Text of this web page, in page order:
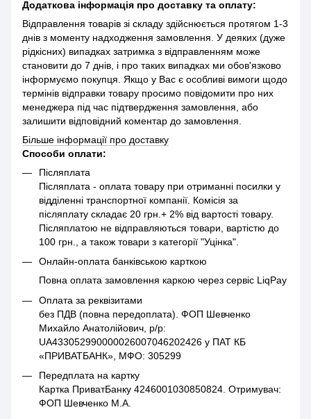
Додаткова інформація про доставку та оплату:
Відправлення товарів зі складу здійснюється протягом 1-3
днів з моменту надходження замовлення. У деяких (дуже
рідкісних) випадках затримка з відправленням може
становити до 7 днів, і про таких випадках ми обов'язково
інформуємо покупця. Якщо у Вас є особливі вимоги щодо
термінів відправки товару просимо повідомити про них
менеджера під час підтвердження замовлення, або
залишити відповідний коментар до замовлення.
Більше інформації про доставку
Способи оплати:
Післяплата
Післяплата - оплата товару при отриманні посилки у
відділенні транспортної компанії. Комісія за
післяплату складає 20 грн.+ 2% від вартості товару.
Післяплатою не відправляються товари, вартістю до
100 грн., а також товари з категорії "Уцінка".
Онлайн-оплата банківською карткою
Повна оплата замовлення каркою через сервіс LiqPay
Оплата за реквізитами
без ПДВ (повна передоплата). ФОП Шевченко
Михайло Анатолійович, р/р:
UA433052990000026007046202426 у ПАТ КБ
«ПРИВАТБАНК», МФО: 305299
Передплата на картку
Картка ПриватБанку 4246001030850824. Отримувач:
ФОП Шевченко М.А.